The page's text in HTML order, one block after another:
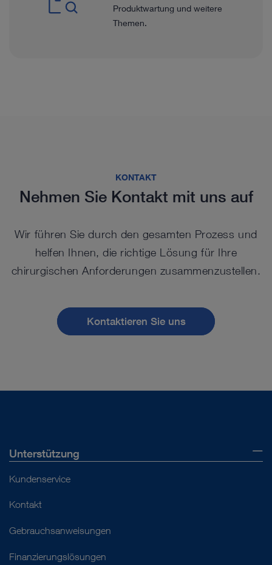
Produktwartung und weitere
Themen.
KONTAKT
Nehmen Sie Kontakt mit uns auf
Wir führen Sie durch den gesamten Prozess und
helfen Ihnen, die richtige Lösung für Ihre
chirurgischen Anforderungen zusammenzustellen.
Kontaktieren Sie uns
Unterstützung
Kundenservice
Kontakt
Gebrauchsanweisungen
Finanzierungslösungen